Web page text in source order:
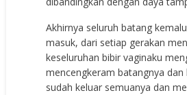
Akhirnya seluruh batang
masuk, dari setiap gerakan
keseluruhan bibir vaginaku
mencengkeram batangnya
sudah keluar semuanya dan